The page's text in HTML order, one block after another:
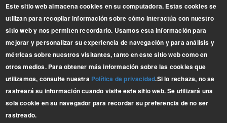
Regístrese para obtener actualizaciones, noticias e información
relacionada con los productos
Registrarse
BROCHURES
Descargue nuestros
Copyright © 2025 Maxon Lift Corp. All rights reserved.
Este sitio web almacena cookies en su computadora. Estas cookies se
utilizan para recopilar información sobre cómo interactúa con nuestro
sitio web y nos permiten recordarlo. Usamos esta información para
mejorar y personalizar su experiencia de navegación y para análisis y
métricas sobre nuestros visitantes, tanto en este sitio web como en
otros medios. Para obtener más información sobre las cookies que
utilizamos, consulte nuestra Política de privacidad.Si lo rechaza, no se
rastreará su información cuando visite este sitio web. Se utilizará una
sola cookie en su navegador para recordar su preferencia de no ser
rastreado.